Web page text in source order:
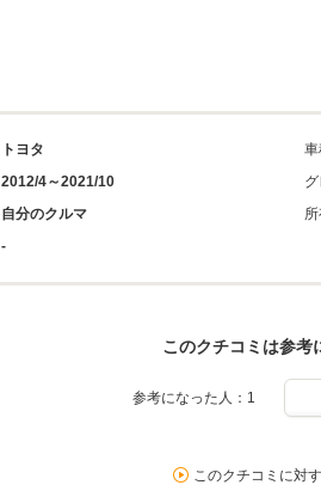
トヨタ
2012/4～2021/10
自分のクルマ
-
車
このクチコミは参考
参考になった人：1
このクチコミに対